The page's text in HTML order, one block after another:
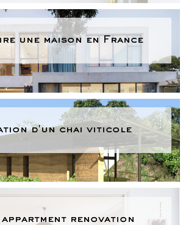
une maison en France
d'un chai viticole
appartment renovation